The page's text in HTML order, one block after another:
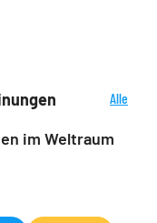
Alle
im Weltraum